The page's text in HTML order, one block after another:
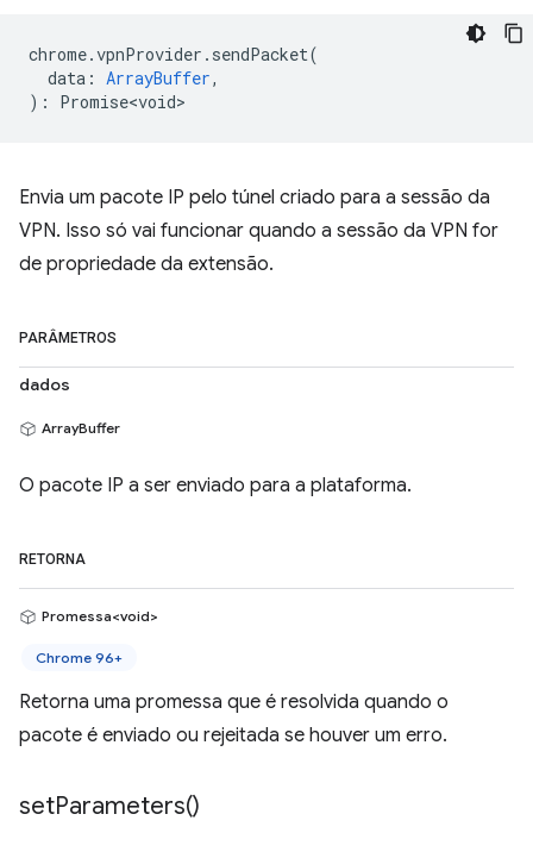
chrome.vpnProvider . sendPacket(
data : ArrayBuffer,
) : Promise<void>
Envia um pacote IP pelo túnel criado para a sessão da
VPN. Isso só vai funcionar quando a sessão da VPN for
de propriedade da extensão.
PARÂMETROS
dados
ArrayBuffer
O pacote IP a ser enviado para a plataforma.
RETORNA
Promessa<void>
Chrome 96+
Retorna uma promessa que é resolvida quando o
pacote é enviado ou rejeitada se houver um erro.
setParameters()